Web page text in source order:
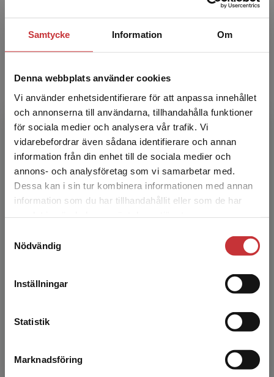
Samtycke Information Om
Denna webbplats använder cookies
Vi använder enhetsidentifierare för att anpassa innehållet
och annonserna till användarna, tillhandahålla funktioner
för sociala medier och analysera vår trafik. Vi
vidarebefordrar även sådana identifierare och annan
information från din enhet till de sociala medier och
annons- och analysföretag som vi samarbetar med.
Dessa kan i sin tur kombinera informationen med annan
information som du har tillhandahållit eller som de har
Nödvändig
Inställningar
Statistik
Marknadsföring
Begränsad fraktregion
Det verkar som att du besöker
studentlitteratur.se via en enhet utanför Sverige.
Vi erbjuder inte leveranser utanför Sverige. För
att kunna slutföra ett köp måste
Birgitta Gunnarsson är docent och
specialistarbetsterapeut med lång klinisk
erfarenhet inom psykiatrisk vård. Hon är
Jenny Hultqvist
Hon har lång klinisk erfarenhet inom psykiatrisk
vård och rehabili...
Elisabeth Argentzell